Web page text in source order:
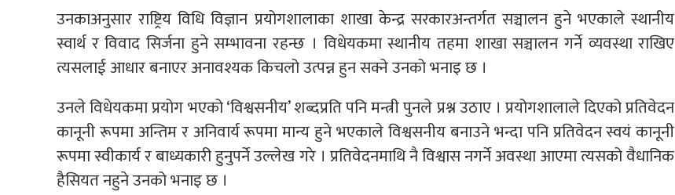
उनकाअनुसार राष्ट्रिय विधि विज्ञान प्रयोगशालाका शाखा केन्द्र सरकारअन्तर्गत सञ्चालन हुने भएकाले स्थानीय
स्वार्थ र विवाद सिर्जना हुने सम्भावना रहन्छ । विधेयकमा स्थानीय तहमा शाखा सञ्चालन गर्ने व्यवस्था राखिए
त्यसलाई आधार बनाएर अनावश्यक किचलो उत्पन्न हुन सक्ने उनको भनाइ छ ।
उनले विधेयकमा प्रयोग भएको ‘विश्वसनीय’ शब्दप्रति पनि मन्त्री पुनले प्रश्न उठाए । प्रयोगशालाले दिएको प्रतिवेदन
कानूनी रूपमा अन्तिम र अनिवार्य रूपमा मान्य हुने भएकाले विश्वसनीय बनाउने भन्दा पनि प्रतिवेदन स्वयं कानूनी
रूपमा स्वीकार्य र बाध्यकारी हुनुपर्ने उल्लेख गरे । प्रतिवेदनमाथि नै विश्वास नगर्ने अवस्था आएमा त्यसको वैधानिक
हैसियत नहुने उनको भनाइ छ ।